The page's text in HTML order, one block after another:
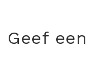
Geef een